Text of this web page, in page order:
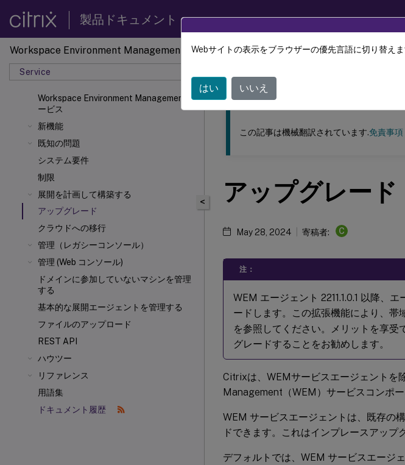
製品ドキュメント
Workspace Environment Management
Service
Workspace Environment Managementサ
ービス
新機能
既知の問題
システム要件
制限
展開を計画して構築する
アップグレード
クラウドへの移行
管理（レガシーコンソール）
管理 (Web コンソール)
ドメインに参加していないマシンを管理
する
基本的な展開エージェントを管理する
ファイルのアップロード
REST API
ハウツー
リファレンス
用語集
ドキュメント履歴
このコンテンツは動的に機械翻訳されています。
ワークスペース環境管理
<
この記事は機械翻訳されています.免責事項
アップグレード
May 28, 2024 寄稿者: C
注：
WEM エージェント 2211.1.0.1 以降、
ードします。この拡張機能により、
を参照してください。メリットを享受
グレードすることをお勧めします。
Citrixは、WEMサービスエージェントを
Management（WEM）サービスコンポ
WEM サービスエージェントは、既存の
ドできます。これはインプレースアップ
デフォルトでは、WEM サービスエージ
Webサイトの表示をブラウザーの優先言語に切り替え
はい いいえ